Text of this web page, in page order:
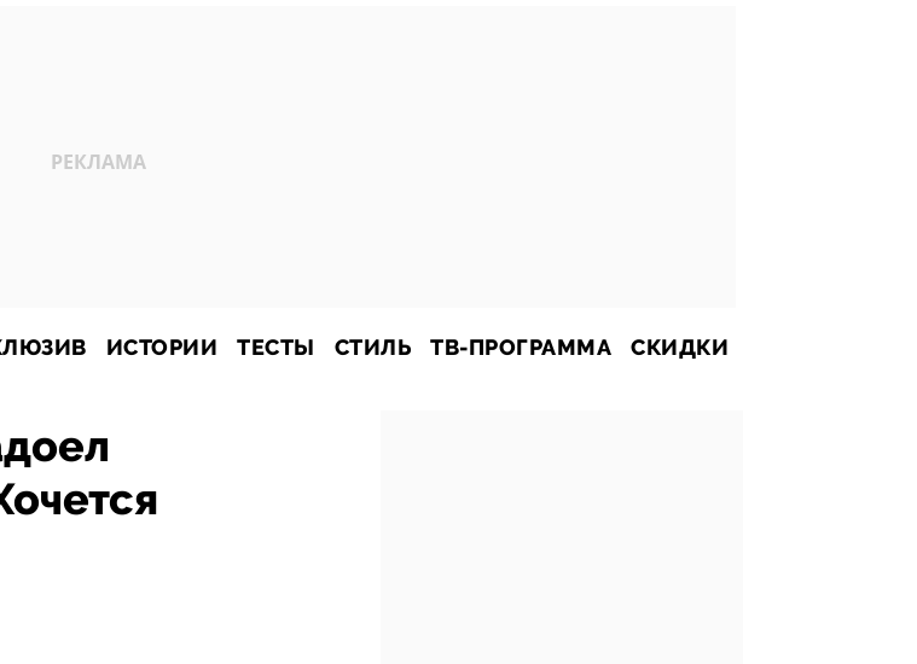
ИСТОРИИ ТЕСТЫ СТИЛЬ ТВ-ПРОГРАММА СКИДКИ